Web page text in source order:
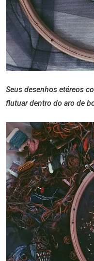
Seus desenhos etéreos
flutuar dentro do aro de